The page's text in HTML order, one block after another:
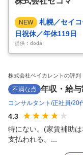
NEW
札幌／セイ
日祝休／年休119日
提供：doda
株式会社ベイカレントの評判
不満な点 年収・給
コンサルタント 正社員 20
4.3
特にない。(家賃補助
支払われる。...